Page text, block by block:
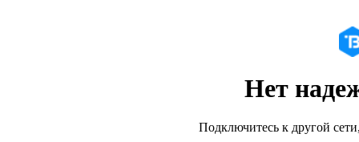
Нет
Подключитесь к другой